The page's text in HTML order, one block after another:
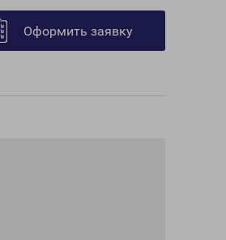
Оформить заявку